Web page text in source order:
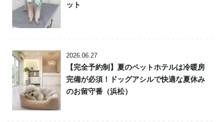
ット
2026.06.27
【完全予約制】夏のペットホテルは冷暖房
完備が必須！ドッグアシルで快適な夏休み
のお留守番（浜松）